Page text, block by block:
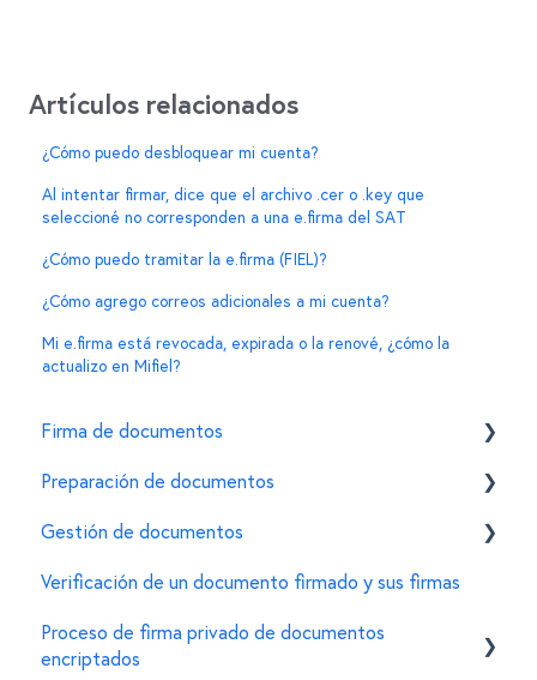
Artículos relacionados
¿Cómo puedo desbloquear mi cuenta?
Al intentar firmar, dice que el archivo .cer o .key que
seleccioné no corresponden a una e.firma del SAT
¿Cómo puedo tramitar la e.firma (FIEL)?
¿Cómo agrego correos adicionales a mi cuenta?
Mi e.firma está revocada, expirada o la renové, ¿cómo la
actualizo en Mifiel?
Firma de documentos
Cómo firmar un documento usando la e.firma en
Preparación de documentos
Invitar firmantes
Personalizar características de un documento
Gestión de documentos
General
Para administradores de documentos
Verificación de un documento firmado y sus firmas
Proceso de firma privado de documentos
encriptados